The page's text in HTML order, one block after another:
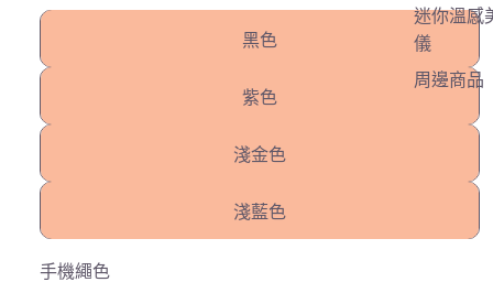
迷你溫感
儀
周邊商品
黑色
紫色
淺金色
淺藍色
手機繩色